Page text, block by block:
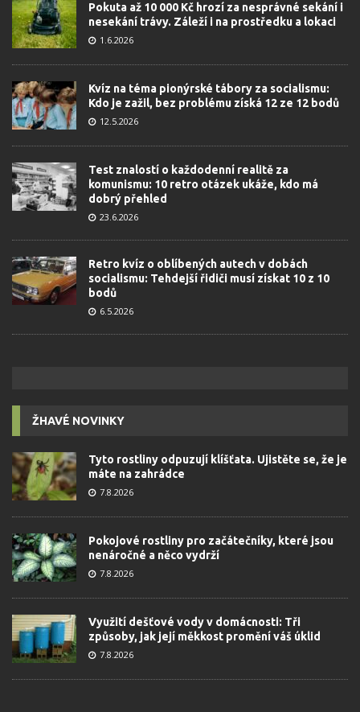
Pokuta až 10 000 Kč hrozí za nesprávné sekání i
nesekání trávy. Záleží i na prostředku a lokaci
1.6.2026
Kvíz na téma pionýrské tábory za socialismu:
Kdo je zažil, bez problému získá 12 ze 12 bodů
12.5.2026
Test znalostí o každodenní realitě za
komunismu: 10 retro otázek ukáže, kdo má
dobrý přehled
23.6.2026
Retro kvíz o oblíbených autech v dobách
socialismu: Tehdejší řidiči musí získat 10 z 10
bodů
6.5.2026
ŽHAVÉ NOVINKY
Tyto rostliny odpuzují klíšťata. Ujistěte se, že je
máte na zahrádce
7.8.2026
Pokojové rostliny pro začátečníky, které jsou
nenáročné a něco vydrží
7.8.2026
Využití dešťové vody v domácnosti: Tři
způsoby, jak její měkkost promění váš úklid
7.8.2026